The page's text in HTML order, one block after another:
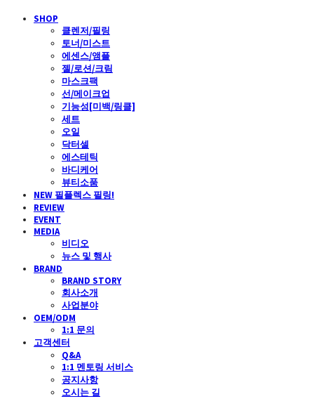
SHOP
클렌저/필링
토너/미스트
에센스/앰플
젤/로션/크림
마스크팩
선/메이크업
기능성[미백/링클]
세트
오일
닥터셀
에스테틱
바디케어
뷰티소품
NEW 필플렉스 필링!
REVIEW
EVENT
MEDIA
비디오
뉴스 및 행사
BRAND
BRAND STORY
회사소개
사업분야
OEM/ODM
1:1 문의
고객센터
Q&A
1:1 멘토링 서비스
공지사항
오시는 길